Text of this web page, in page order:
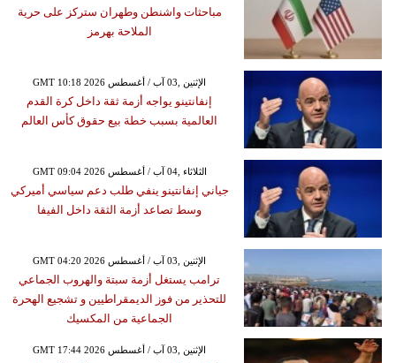
مباحثات واشنطن وطهران ستركز على حرية
الملاحة بهرمز
GMT 10:18 2026 الإثنين ,03 آب / أغسطس
إنفانتينو يواجه أزمة ثقة داخل كرة القدم
العالمية بسبب خطة بيع حقوق كأس العالم
GMT 09:04 2026 الثلاثاء ,04 آب / أغسطس
جياني إنفانتينو ينفي طلب دعم سياسي أميركي
وسط تصاعد أزمة الثقة داخل الفيفا
GMT 04:20 2026 الإثنين ,03 آب / أغسطس
ترامب يستغل أزمة سبتة والهروب الجماعي
للتحذير من فوز الديمقراطيين و تشجيع الهحرة
الجماعية من المكسيك
GMT 17:44 2026 الإثنين ,03 آب / أغسطس